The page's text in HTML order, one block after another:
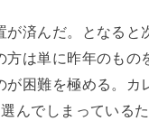
済んだ。となると
は単に昨年のもの
困難を極める。カ
んでしまっている